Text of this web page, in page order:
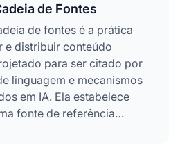
de Fontes
de fontes é a prática
e distribuir conteúdo
para ser citado por
linguagem e mecanismos
em IA. Ela estabelece
fonte de referência